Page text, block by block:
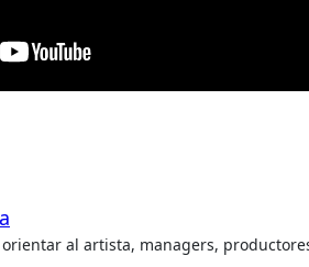
al artista, managers,